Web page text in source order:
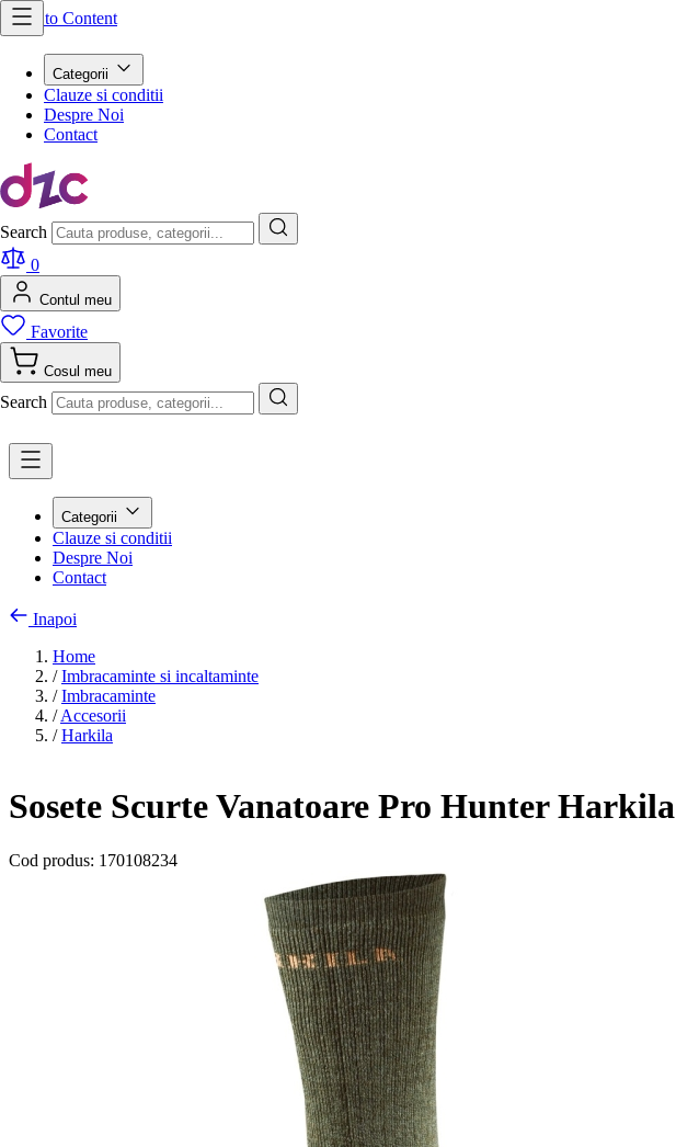
Skip to Content
Categorii
Clauze si conditii
Despre Noi
Contact
Search
0
Contul meu
Favorite
Cosul meu
Search
Categorii
Clauze si conditii
Despre Noi
Contact
Inapoi
Home
/ Imbracaminte si incaltaminte
/ Imbracaminte
/ Accesorii
/ Harkila
Sosete Scurte Vanatoare Pro Hunter Harkila
Cod produs: 170108234